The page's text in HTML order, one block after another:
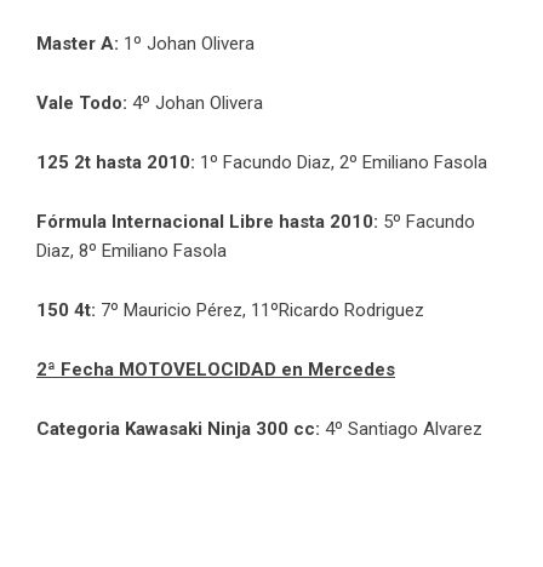
Master A: 1º Johan Olivera
Vale Todo: 4º Johan Olivera
125 2t hasta 2010: 1º Facundo Diaz, 2º Emiliano Fasola
Fórmula Internacional Libre hasta 2010: 5º Facundo
Diaz, 8º Emiliano Fasola
150 4t: 7º Mauricio Pérez, 11ºRicardo Rodriguez
2ª Fecha MOTOVELOCIDAD en Mercedes
Categoria Kawasaki Ninja 300 cc: 4º Santiago Alvarez